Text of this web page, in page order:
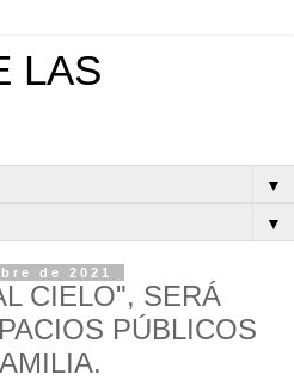
LAS
▼
▼
de 2021
CIELO", SERÁ
PÚBLICOS